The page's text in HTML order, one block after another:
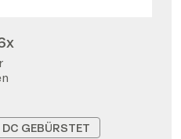
DC GEBÜRSTET